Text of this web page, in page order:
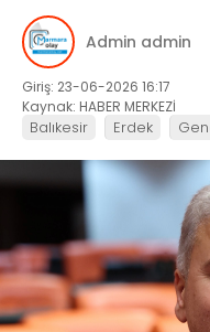
Admin admin
Giriş: 23-06-2026 16:17
Kaynak: HABER MERKEZİ
Balıkesir Erdek